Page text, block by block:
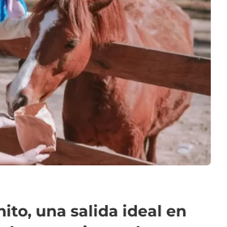
una salida ideal en